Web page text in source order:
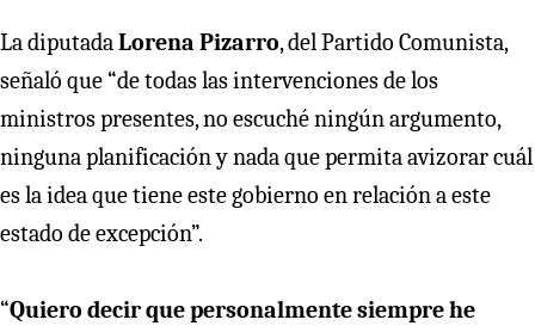
La diputada Lorena Pizarro, del Partido Comunista,
señaló que “de todas las intervenciones de los
ministros presentes, no escuché ningún argumento,
ninguna planificación y nada que permita avizorar cuál
es la idea que tiene este gobierno en relación a este
estado de excepción”.
“Quiero decir que personalmente siempre he